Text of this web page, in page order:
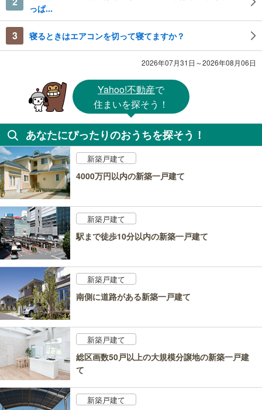
っぱ...
3 寝るときはエアコンを切って寝てますか？
2026年07月31日～2026年08月06日
Yahoo!不動産で
住まいを探そう！
あなたにぴったりのおうちを探そう！
新築戸建て
4000万円以内の新築一戸建て
新築戸建て
駅まで徒歩10分以内の新築一戸建て
新築戸建て
南側に道路がある新築一戸建て
新築戸建て
総区画数50戸以上の大規模分譲地の新築一戸建
て
新築戸建て